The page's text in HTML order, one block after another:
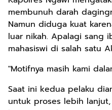
membunuh darah
Namun diduga kuat
luar nikah. Apalagi sang
mahasiswi di salah satu
"Motifnya masih kami
Saat ini kedua pelaku
untuk proses lebih